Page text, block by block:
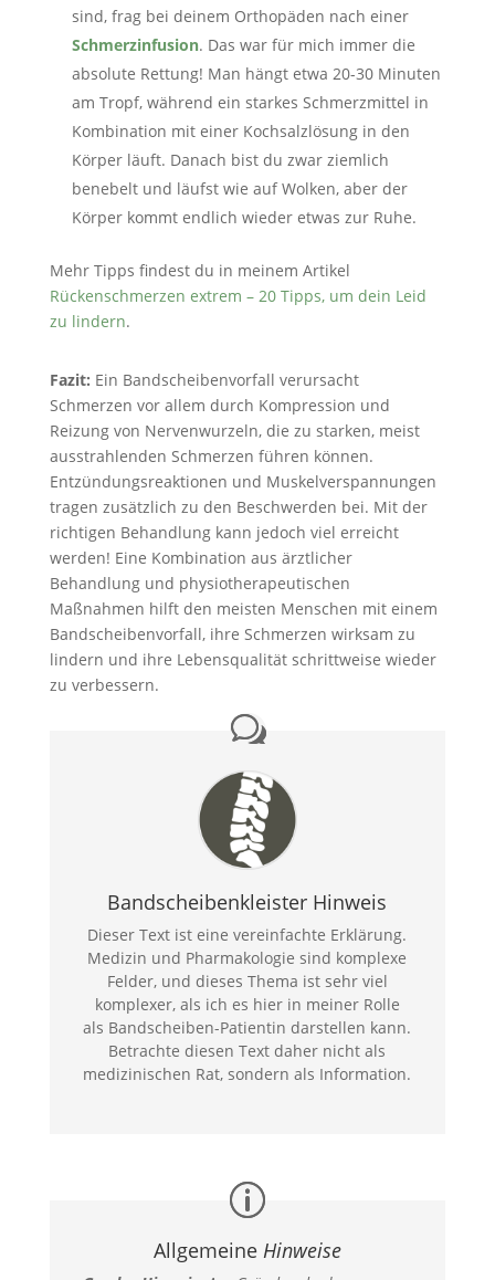
sind, frag bei deinem Orthopäden nach einer
Schmerzinfusion. Das war für mich immer die
absolute Rettung! Man hängt etwa 20-30 Minuten
am Tropf, während ein starkes Schmerzmittel in
Kombination mit einer Kochsalzlösung in den
Körper läuft. Danach bist du zwar ziemlich
benebelt und läufst wie auf Wolken, aber der
Körper kommt endlich wieder etwas zur Ruhe.
Mehr Tipps findest du in meinem Artikel
Rückenschmerzen extrem – 20 Tipps, um dein Leid
zu lindern.
Fazit: Ein Bandscheibenvorfall verursacht
Schmerzen vor allem durch Kompression und
Reizung von Nervenwurzeln, die zu starken, meist
ausstrahlenden Schmerzen führen können.
Entzündungsreaktionen und Muskelverspannungen
tragen zusätzlich zu den Beschwerden bei. Mit der
richtigen Behandlung kann jedoch viel erreicht
werden! Eine Kombination aus ärztlicher
Behandlung und physiotherapeutischen
Maßnahmen hilft den meisten Menschen mit einem
Bandscheibenvorfall, ihre Schmerzen wirksam zu
lindern und ihre Lebensqualität schrittweise wieder
zu verbessern.
Bandscheibenkleister Hinweis
Dieser Text ist eine vereinfachte Erklärung.
Medizin und Pharmakologie sind komplexe
Felder, und dieses Thema ist sehr viel
komplexer, als ich es hier in meiner Rolle
als Bandscheiben-Patientin darstellen kann.
Betrachte diesen Text daher nicht als
medizinischen Rat, sondern als Information.
AllgemeineHinweise